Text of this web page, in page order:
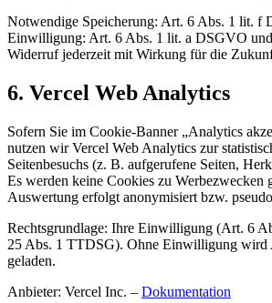
Notwendige Speicherung: Art. 6 Abs. 1 lit. f
Einwilligung: Art. 6 Abs. 1 lit. a DSGVO
Widerruf jederzeit mit Wirkung für die
6. Vercel Web Analytics
Sofern Sie im Cookie-Banner „Analytics
nutzen wir Vercel Web Analytics zur
Seitenbesuchs (z. B. aufgerufene Seiten,
Es werden keine Cookies zu Werbezwecken
Auswertung erfolgt anonymisiert bzw.
Rechtsgrundlage: Ihre Einwilligung (Art. 6
25 Abs. 1 TTDSG). Ohne Einwilligung wird
geladen.
Anbieter: Vercel Inc. – Dokumentation